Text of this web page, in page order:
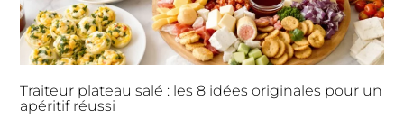
Traiteur plateau salé : les 8 idées originales pour un
apéritif réussi